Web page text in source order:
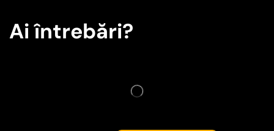
Ai întrebări?